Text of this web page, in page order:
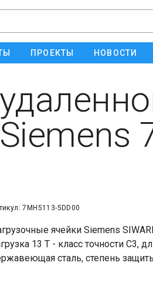
ПРОЕКТЫ НОВОСТИ
7MH5113-5DD00
ячейки Siemens
13 T - класс точности С3,
сталь, степень